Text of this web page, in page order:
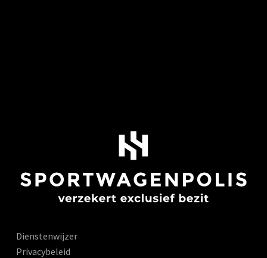
Dienstenwijzer
Privacybeleid